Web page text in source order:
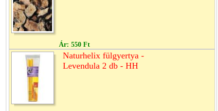
Ár: 550 Ft
Naturhelix fülgyertya -
Levendula 2 db - HH